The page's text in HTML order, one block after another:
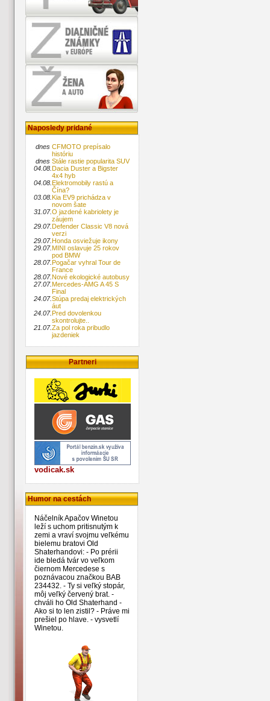
Naposledy pridané
dnes CFMOTO prepísalo
históriu
dnes Stále rastie popularita SUV
04.08.Dacia Duster a Bigster
4x4 hyb
04.08.Elektromobily rastú a
Čína?
03.08.Kia EV9 prichádza v
novom šate
31.07.O jazdené kabriolety je
záujem
29.07.Defender Classic V8 nová
verzi
29.07.Honda osviežuje ikony
29.07.MINI oslavuje 25 rokov
pod BMW
28.07.Pogačar vyhral Tour de
France
28.07.Nové ekologické autobusy
27.07.Mercedes-AMG A 45 S
Final
24.07.Stúpa predaj elektrických
áut
24.07.Pred dovolenkou
skontrolujte..
21.07.Za pol roka pribudlo
jazdeniek
Partneri
vodicak.sk
Humor na cestách
Náčelník Apačov Winetou
leží s uchom pritisnutým k
zemi a vraví svojmu veľkému
bielemu bratovi Old
Shaterhandovi: - Po prérii
ide bledá tvár vo veľkom
čiernom Mercedese s
poznávacou značkou BAB
234432. - Ty si veľký stopár,
môj veľký červený brat. -
chváli ho Old Shaterhand -
Ako si to len zistil? - Práve mi
prešiel po hlave. - vysvetlí
Winetou.